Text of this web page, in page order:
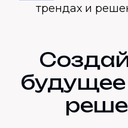
трендах и